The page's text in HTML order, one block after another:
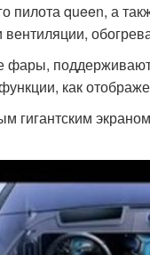
пилота queen, а
как